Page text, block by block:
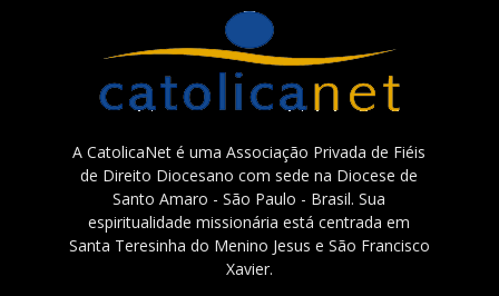
A CatolicaNet é uma Associação Privada de Fiéis
de Direito Diocesano com sede na Diocese de
Santo Amaro - São Paulo - Brasil. Sua
espiritualidade missionária está centrada em
Santa Teresinha do Menino Jesus e São Francisco
Xavier.